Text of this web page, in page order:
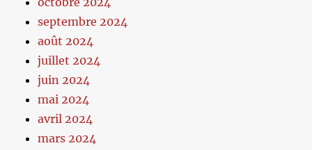
septembre 2024
août 2024
juillet 2024
juin 2024
mai 2024
avril 2024
mars 2024